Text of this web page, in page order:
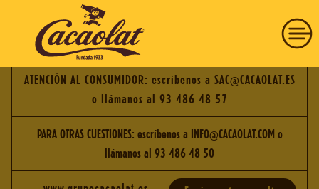
HISTORIA
PRODUCTOS
CACAOLAT 0% MINIBRICK 200ML PACKX6
Posted on diciembre 12, 2023 bycacaoadmin458
ATENCIÓN AL CONSUMIDOR: escríbenos a SAC@CACAOLAT.ES
o llámanos al 93 486 48 57
PARA OTRAS CUESTIONES: escríbenos a INFO@CACAOLAT.COM o
llámanos al 93 486 48 50